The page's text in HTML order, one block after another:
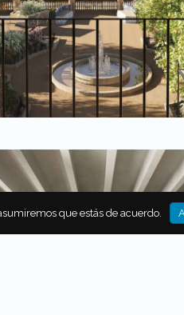
que estás de acuerdo.